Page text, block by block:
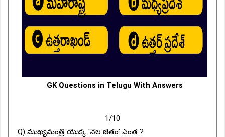
GK Questions in Telugu With Answers
1/10
Q) ముఖ్యమంత్రి యొక్క 'నెల జీతం' ఎంత ?